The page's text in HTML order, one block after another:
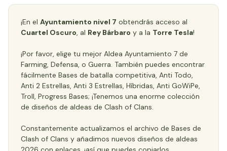
¡En el Ayuntamiento nivel 7 obtendrás acceso al
Cuartel Oscuro, al Rey Bárbaro y a la Torre Tesla!
¡Por favor, elige tu mejor Aldea Ayuntamiento 7 de
Farming, Defensa, o Guerra. También puedes encontrar
fácilmente Bases de batalla competitiva, Anti Todo,
Anti 2 Estrellas, Anti 3 Estrellas, Híbridas, Anti GoWiPe,
Troll, Progress Bases; ¡Tenemos una enorme colección
de diseños de aldeas de Clash of Clans.
Constantemente actualizamos el archivo de Bases de
Clash of Clans y añadimos nuevos diseños de aldeas